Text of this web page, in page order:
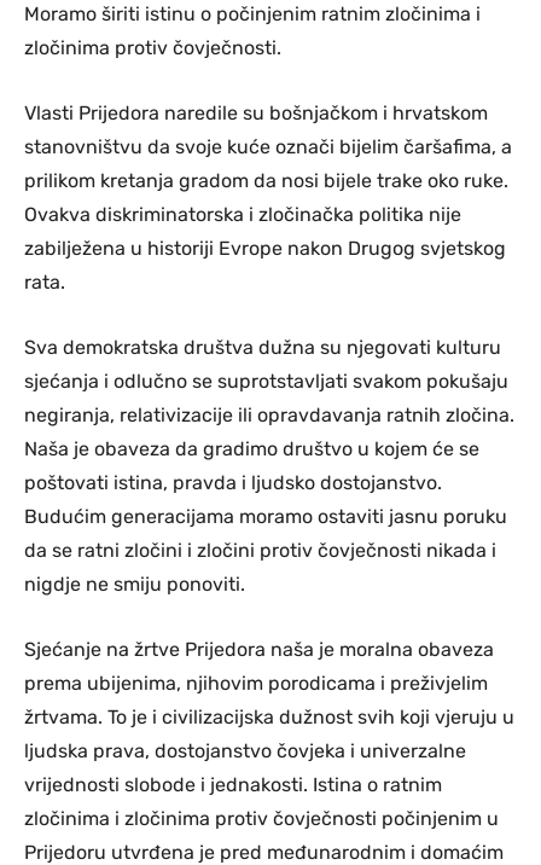
Moramo širiti istinu o počinjenim ratnim zločinima i
zločinima protiv čovječnosti.
Vlasti Prijedora naredile su bošnjačkom i hrvatskom
stanovništvu da svoje kuće označi bijelim čaršafima, a
prilikom kretanja gradom da nosi bijele trake oko ruke.
Ovakva diskriminatorska i zločinačka politika nije
zabilježena u historiji Evrope nakon Drugog svjetskog
rata.
Sva demokratska društva dužna su njegovati kulturu
sjećanja i odlučno se suprotstavljati svakom pokušaju
negiranja, relativizacije ili opravdavanja ratnih zločina.
Naša je obaveza da gradimo društvo u kojem će se
poštovati istina, pravda i ljudsko dostojanstvo.
Budućim generacijama moramo ostaviti jasnu poruku
da se ratni zločini i zločini protiv čovječnosti nikada i
nigdje ne smiju ponoviti.
Sjećanje na žrtve Prijedora naša je moralna obaveza
prema ubijenima, njihovim porodicama i preživjelim
žrtvama. To je i civilizacijska dužnost svih koji vjeruju u
ljudska prava, dostojanstvo čovjeka i univerzalne
vrijednosti slobode i jednakosti. Istina o ratnim
zločinima i zločinima protiv čovječnosti počinjenim u
Prijedoru utvrđena je pred međunarodnim i domaćim